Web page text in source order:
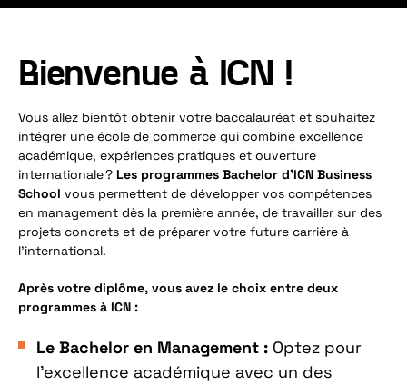
Bienvenue à ICN !
Vous allez bientôt obtenir votre baccalauréat et souhaitez
intégrer une école de commerce qui combine excellence
académique, expériences pratiques et ouverture
internationale ? Les programmes Bachelor d’ICN Business
School vous permettent de développer vos compétences
en management dès la première année, de travailler sur des
projets concrets et de préparer votre future carrière à
l’international.
Après votre diplôme, vous avez le choix entre deux
programmes à ICN :
Le Bachelor en Management : Optez pour
l’excellence académique avec un des